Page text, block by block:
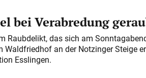
bei Verabredung
Raubdelikt, das sich am
Waldfriedhof an der Notzinger Steige
Esslingen.